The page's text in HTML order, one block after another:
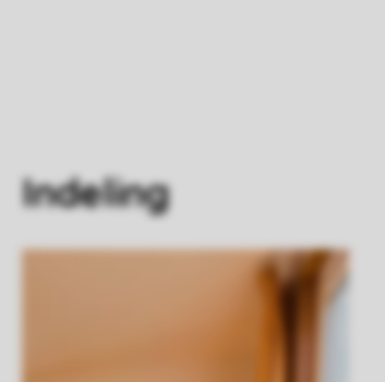
Indeling